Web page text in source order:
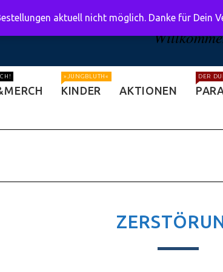
KINDER
»JUNGBLUTH«
AKTIONEN
DER
aktuell nicht möglich. Danke für Dein